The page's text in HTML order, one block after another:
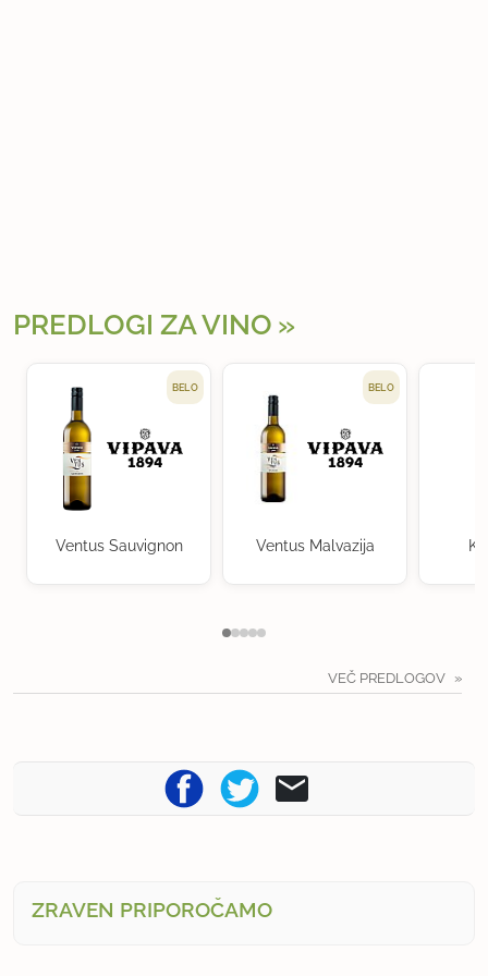
PREDLOGI ZA VINO
BELO
Ventus Sauvignon
BELO
Ventus Malvazija
VEČ PREDLOGOV
ZRAVEN PRIPOROČAMO